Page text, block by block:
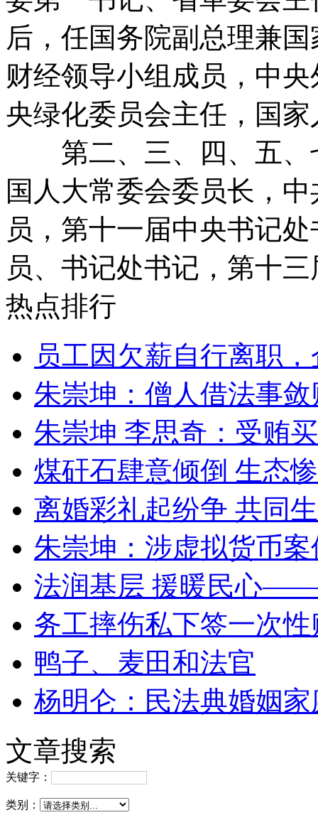
后，任国务院副总理兼
财经领导小组成员，中
央绿化委员会主任，国
第二、三、四、五、
国人大常委会委员长，
员，第十一届中央书记
员、书记处书记，第十
热点排行
员工因欠薪自行离职
朱崇坤：僧人借法事
朱崇坤 李思奇：受贿
煤矸石肆意倾倒 生态
离婚彩礼起纷争 共同
朱崇坤：涉虚拟货币
法润基层 援暖民心
务工摔伤私下签一次
鸭子、麦田和法官
杨明仑：民法典婚姻
文章搜索
关键字：
类别：